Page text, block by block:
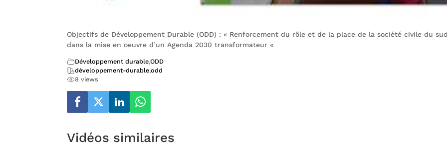
Objectifs de Développement Durable (ODD) : « Renforcement du rôle et de la place de la société civile du
dans la mise en oeuvre d’un Agenda 2030 transformateur «
Développement durable,ODD
développement-durable,odd
8 views
Vidéos similaires